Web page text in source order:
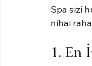
Spa sizi
nihai
1. En